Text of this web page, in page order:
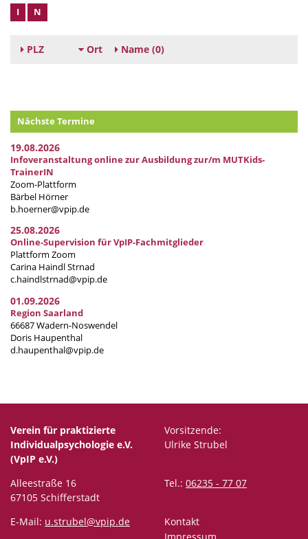
I
N
PLZ Ort Name (0)
Nächste Termine
19.08.2026
Infoveranstaltung online zur Ausbildung zur/m MUTKids-
TrainerIN
Zoom-Plattform
Bärbel Hörner
b.hoerner@vpip.de
25.08.2026
Online-Supervision für VpIP-Fachmitglieder
Plattform Zoom
Carina Haindl Strnad
c.haindlstrnad@vpip.de
01.09.2026
Region Saarland
66687 Wadern-Noswendel
Doris Haupenthal
d.haupenthal@vpip.de
Verein für praktizierte
Individualpsychologie e.V.
(VpIP e.V.)
Vorsitzende:
Ulrike Strubel
Alleestraße 16
67105 Schifferstadt
Tel.: 06235 - 77 07
E-Mail: u.strubel@vpip.de
Kontakt